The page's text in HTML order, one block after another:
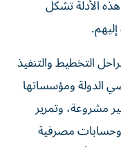
الأدلة تشكل
التخطيط والتنفيذ
الدولة ومؤسساتها
مشروعة، وتمرير
وحسابات مصرفية